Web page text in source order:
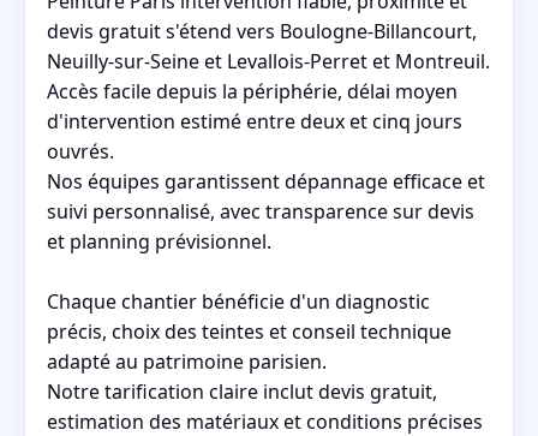
devis gratuit s'étend vers Boulogne-Billancourt,
Neuilly-sur-Seine et Levallois-Perret et Montreuil.
Accès facile depuis la périphérie, délai moyen
d'intervention estimé entre deux et cinq jours
ouvrés.
Nos équipes garantissent dépannage efficace et
suivi personnalisé, avec transparence sur devis
et planning prévisionnel.
Chaque chantier bénéficie d'un diagnostic
précis, choix des teintes et conseil technique
adapté au patrimoine parisien.
Notre tarification claire inclut devis gratuit,
estimation des matériaux et conditions précises